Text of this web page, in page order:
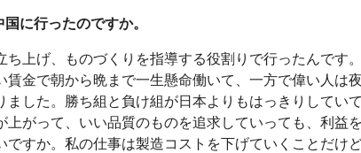
に行ったのですか。
上げ、ものづくりを指導する役割りで行ったんです
金で朝から晩まで一生懸命働いて、一方で偉い人は
した。勝ち組と負け組が日本よりもはっきりしてい
がって、いい品質のものを追求していっても、利益
すか。私の仕事は製造コストを下げていくことだけ